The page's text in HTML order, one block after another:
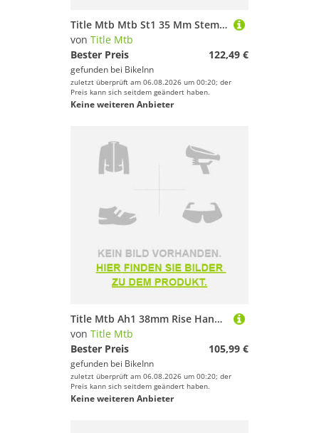
Title Mtb Mtb St1 35 Mm Stem Rosa 35 mm
von Title Mtb
Bester Preis
122,49 €
gefunden bei BikeInn
zuletzt überprüft am 06.08.2026 um 00:20; der
Preis kann sich seitdem geändert haben.
Keine weiteren Anbieter
Title Mtb Ah1 38mm Rise Handlebar Silber 31.8 mm / 800 mm
von Title Mtb
Bester Preis
105,99 €
gefunden bei BikeInn
zuletzt überprüft am 06.08.2026 um 00:20; der
Preis kann sich seitdem geändert haben.
Keine weiteren Anbieter